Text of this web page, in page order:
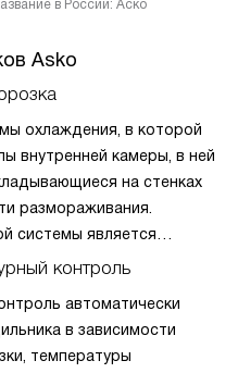
в России: Аско
Asko
охлаждения, в которой
внутренней камеры, в ней
на стенках
размораживания.
системы является
суперохлаждения
контроль
автоматически
в зависимости
температуры